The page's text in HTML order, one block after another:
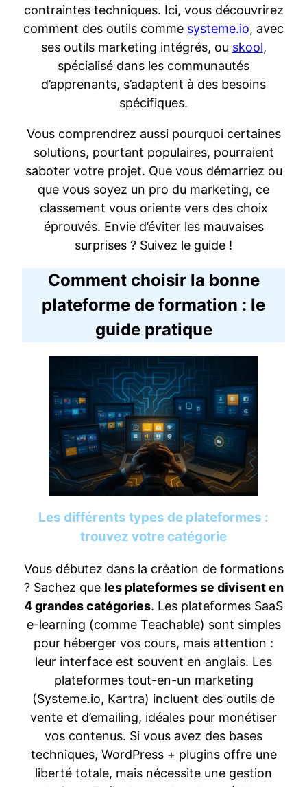
contraintes techniques. Ici, vous découvrirez
comment des outils comme systeme.io, avec
ses outils marketing intégrés, ou skool,
spécialisé dans les communautés
d’apprenants, s’adaptent à des besoins
spécifiques.
Vous comprendrez aussi pourquoi certaines
solutions, pourtant populaires, pourraient
saboter votre projet. Que vous démarriez ou
que vous soyez un pro du marketing, ce
classement vous oriente vers des choix
éprouvés. Envie d’éviter les mauvaises
surprises ? Suivez le guide !
Comment choisir la bonne
plateforme de formation : le
guide pratique
Les différents types de plateformes :
trouvez votre catégorie
Vous débutez dans la création de formations
? Sachez que les plateformes se divisent en
4 grandes catégories. Les plateformes SaaS
e-learning (comme Teachable) sont simples
pour héberger vos cours, mais attention :
leur interface est souvent en anglais. Les
plateformes tout-en-un marketing
(Systeme.io, Kartra) incluent des outils de
vente et d’emailing, idéales pour monétiser
vos contenus. Si vous avez des bases
techniques, WordPress + plugins offre une
liberté totale, mais nécessite une gestion